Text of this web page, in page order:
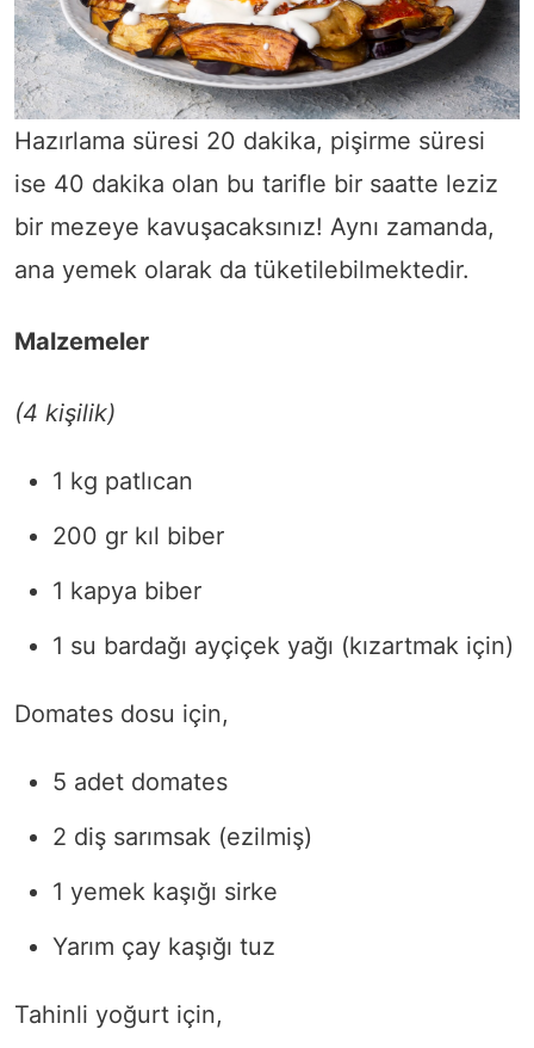
Hazırlama süresi 20 dakika, pişirme süresi
ise 40 dakika olan bu tarifle bir saatte leziz
bir mezeye kavuşacaksınız! Aynı zamanda,
ana yemek olarak da tüketilebilmektedir.
Malzemeler
(4 kişilik)
1 kg patlıcan
200 gr kıl biber
1 kapya biber
1 su bardağı ayçiçek yağı (kızartmak için)
Domates dosu için,
5 adet domates
2 diş sarımsak (ezilmiş)
1 yemek kaşığı sirke
Yarım çay kaşığı tuz
Tahinli yoğurt için,